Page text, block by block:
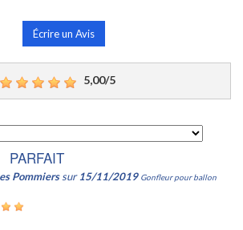
Écrire un Avis
5,00/5
PARFAIT
Pommierssur15/11/2019 Gonfleur pour ballon